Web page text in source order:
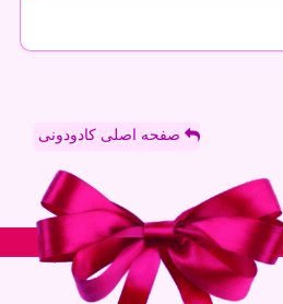
صفحه اصلی کادودونی